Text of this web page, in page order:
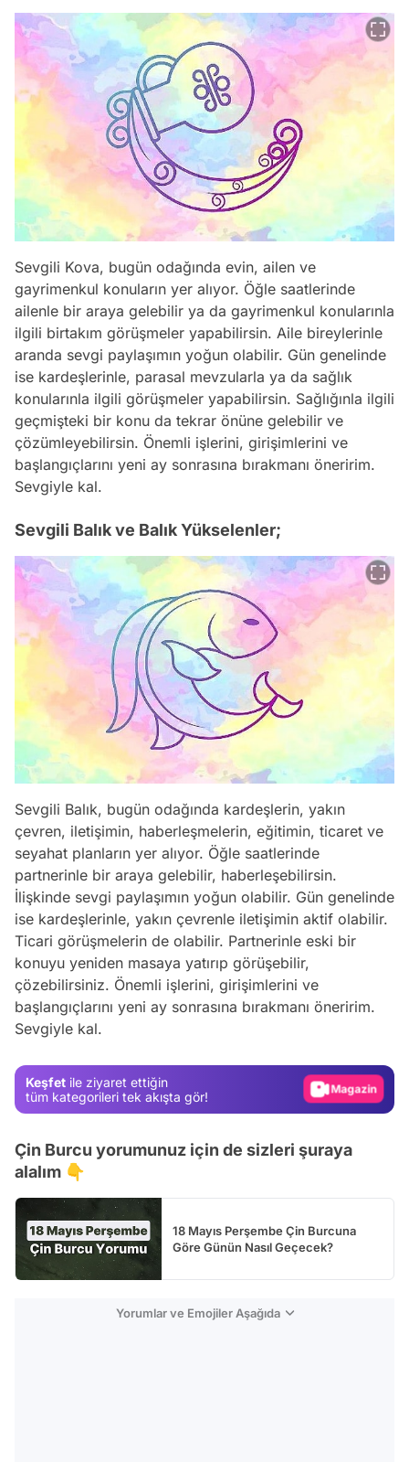
Sevgili Kova, bugün odağında evin, ailen ve
gayrimenkul konuların yer alıyor. Öğle saatlerinde
ailenle bir araya gelebilir ya da gayrimenkul konularınla
ilgili birtakım görüşmeler yapabilirsin. Aile bireylerinle
aranda sevgi paylaşımın yoğun olabilir. Gün genelinde
ise kardeşlerinle, parasal mevzularla ya da sağlık
konularınla ilgili görüşmeler yapabilirsin. Sağlığınla ilgili
geçmişteki bir konu da tekrar önüne gelebilir ve
çözümleyebilirsin. Önemli işlerini, girişimlerini ve
başlangıçlarını yeni ay sonrasına bırakmanı öneririm.
Sevgiyle kal.
Sevgili Balık ve Balık Yükselenler;
Sevgili Balık, bugün odağında kardeşlerin, yakın
çevren, iletişimin, haberleşmelerin, eğitimin, ticaret ve
seyahat planların yer alıyor. Öğle saatlerinde
partnerinle bir araya gelebilir, haberleşebilirsin.
İlişkinde sevgi paylaşımın yoğun olabilir. Gün genelinde
ise kardeşlerinle, yakın çevrenle iletişimin aktif olabilir.
Ticari görüşmelerin de olabilir. Partnerinle eski bir
konuyu yeniden masaya yatırıp görüşebilir,
çözebilirsiniz. Önemli işlerini, girişimlerini ve
başlangıçlarını yeni ay sonrasına bırakmanı öneririm.
Sevgiyle kal.
Keşfet ile ziyaret ettiğin
tüm kategorileri tek akışta gör!
Video
Çin Burcu yorumunuz için de sizleri şuraya
alalım 👇
18 Mayıs Perşembe Çin Burcuna
Göre Günün Nasıl Geçecek?
Yorumlar ve Emojiler Aşağıda